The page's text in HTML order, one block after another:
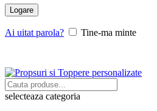
Logare
Ai uitat parola? Tine-ma minte
selecteaza categoria